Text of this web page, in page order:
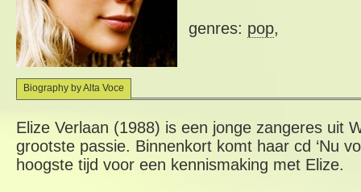
genres: pop,
Biography by Alta Voce
Elize Verlaan (1988) is een jonge zangeres uit
grootste passie. Binnenkort komt haar cd ‘Nu
hoogste tijd voor een kennismaking met Elize.